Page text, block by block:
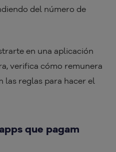
del número de
en una aplicación
verifica cómo remunera
las reglas para hacer el
que pagam